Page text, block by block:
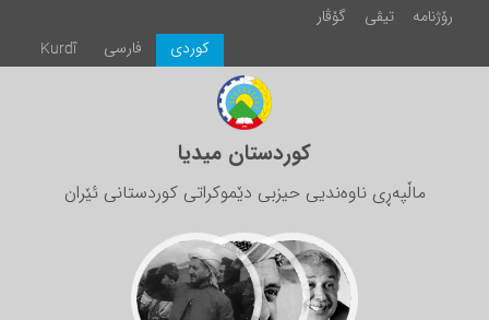
رۆژنامە تیڤی
گۆڤار
Kurdî
فارسی كوردی
کوردستان میدیا
ماڵپەڕی ناوەندیی حیزبی دێموکراتی کوردستانی ئێران